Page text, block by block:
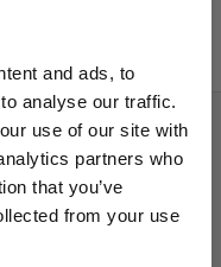
and ads, to
analyse our traffic.
use of our site with
partners who
that you’ve
from your use
kortingen.
selectie
en Europese
van
enArtisanzijn nu extra
aanbiedingen zolang
u een vriendelijke